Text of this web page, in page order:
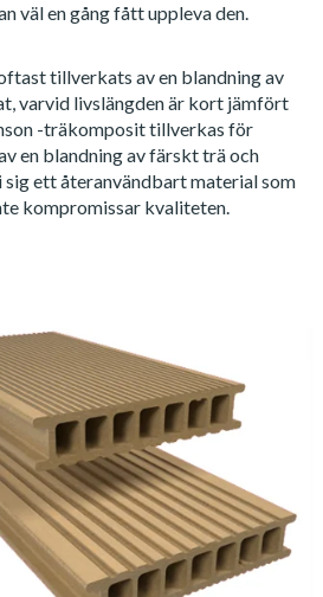
väl en gång fått uppleva den.
tillverkats av en blandning av
varvid livslängden är kort jämfört
-träkomposit tillverkas för
en blandning av färskt trä och
sig ett återanvändbart material som
kompromissar kvaliteten.